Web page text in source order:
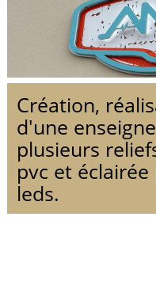
Création,
d'une
plusieurs
pvc et
leds.